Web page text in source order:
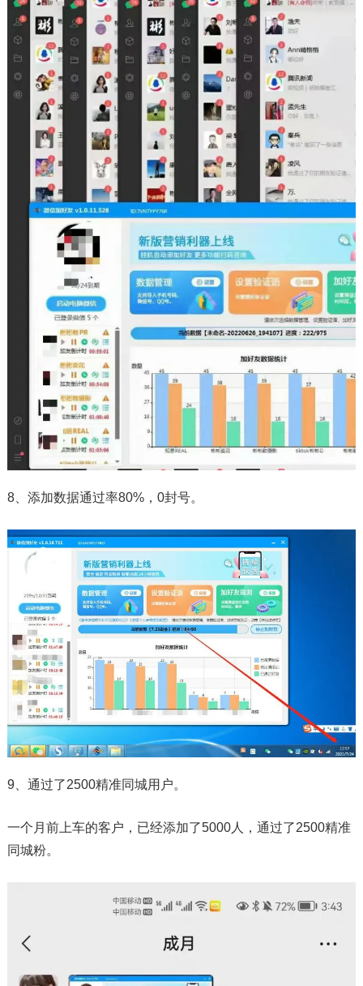
8、添加数据通过率80%，0封号。
9、通过了2500精准同城用户。
一个月前上车的客户，已经添加了5000人，通过了2500精准
同城粉。